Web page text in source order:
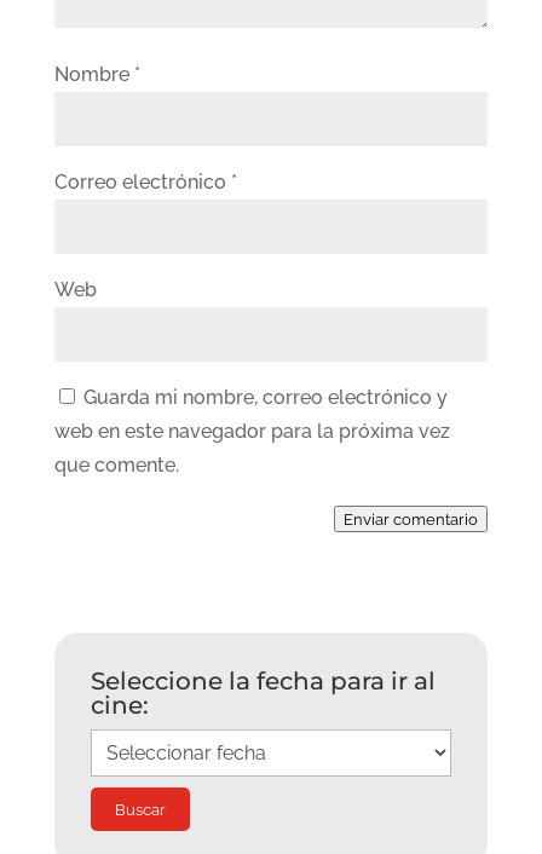
Nombre *
Correo electrónico *
Web
Guarda mi nombre, correo electrónico y
web en este navegador para la próxima vez
que comente.
Enviar comentario
Seleccione la fecha para ir al
cine: